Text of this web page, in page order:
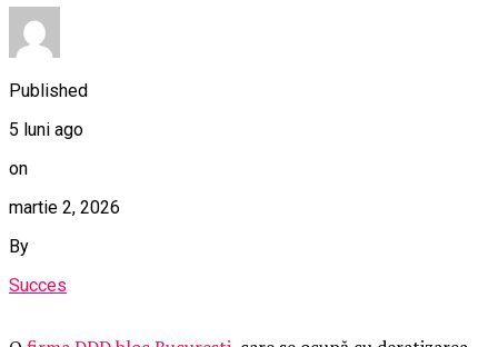
Published
5 luni ago
on
martie 2, 2026
By
Succes